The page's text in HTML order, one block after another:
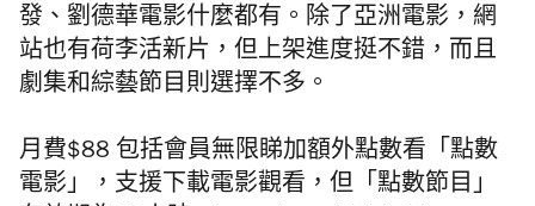
發、劉德華電影什麼都有。除了亞洲電影，網
站也有荷李活新片，但上架進度挺不錯，而且
劇集和綜藝節目則選擇不多。
月費$88 包括會員無限睇加額外點數看「點數
電影」，支援下載電影觀看，但「點數節目」